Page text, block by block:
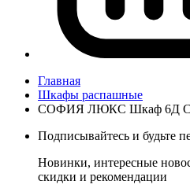
Главная
Шкафы распашные
СОФИЯ ЛЮКС Шкаф 6Д
Подписывайтесь и будьте
Новинки, интересные
скидки и рекомендации